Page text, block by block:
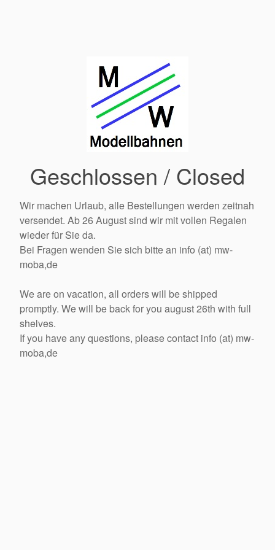
Geschlossen / Closed
Wir machen Urlaub, alle Bestellungen werden zeitnah
versendet. Ab 26 August sind wir mit vollen Regalen
wieder für Sie da.
Bei Fragen wenden Sie sich bitte an info (at) mw-
moba,de
We are on vacation, all orders will be shipped
promptly. We will be back for you august 26th with full
shelves.
If you have any questions, please contact info (at) mw-
moba,de